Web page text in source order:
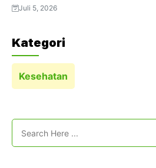
Aktivitas Padat
Juli 5, 2026
Kategori
Kesehatan